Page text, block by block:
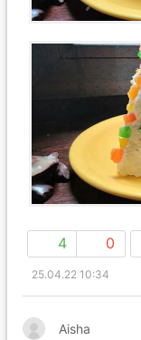
4 0
25.04.22 10:34
Aisha